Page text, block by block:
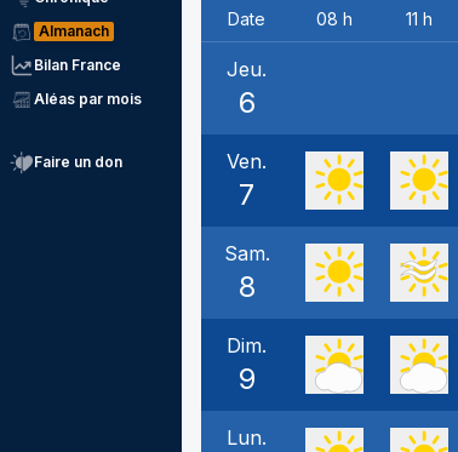
Almanach
Bilan France
Aléas par mois
Faire un don
Date 08 h 11 h
Jeu.
6
Ven.
7
Sam.
8
Dim.
9
Lun.